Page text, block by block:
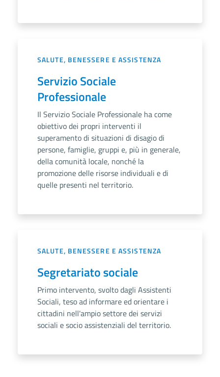
SALUTE, BENESSERE E ASSISTENZA
Servizio Sociale
Professionale
Il Servizio Sociale Professionale ha come
obiettivo dei propri interventi il
superamento di situazioni di disagio di
persone, famiglie, gruppi e, più in generale,
della comunità locale, nonché la
promozione delle risorse individuali e di
quelle presenti nel territorio.
SALUTE, BENESSERE E ASSISTENZA
Segretariato sociale
Primo intervento, svolto dagli Assistenti
Sociali, teso ad informare ed orientare i
cittadini nell'ampio settore dei servizi
sociali e socio assistenziali del territorio.